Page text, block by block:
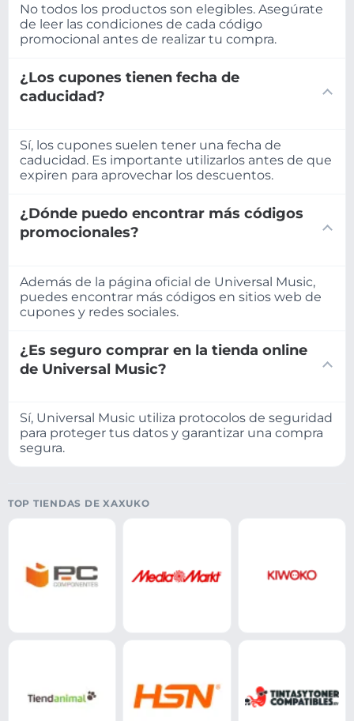
No todos los productos son elegibles. Asegúrate
de leer las condiciones de cada código
promocional antes de realizar tu compra.
¿Los cupones tienen fecha de
caducidad?
Sí, los cupones suelen tener una fecha de
caducidad. Es importante utilizarlos antes de que
expiren para aprovechar los descuentos.
¿Dónde puedo encontrar más códigos
promocionales?
Además de la página oficial de Universal Music,
puedes encontrar más códigos en sitios web de
cupones y redes sociales.
¿Es seguro comprar en la tienda online
de Universal Music?
Sí, Universal Music utiliza protocolos de seguridad
para proteger tus datos y garantizar una compra
segura.
TOP TIENDAS DE XAXUKO